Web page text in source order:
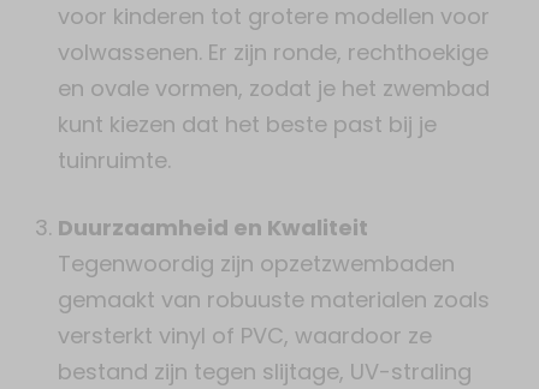
voor kinderen tot grotere modellen voor
volwassenen. Er zijn ronde, rechthoekige
en ovale vormen, zodat je het zwembad
kunt kiezen dat het beste past bij je
tuinruimte.
Duurzaamheid en Kwaliteit
Tegenwoordig zijn opzetzwembaden
gemaakt van robuuste materialen zoals
versterkt vinyl of PVC, waardoor ze
bestand zijn tegen slijtage, UV-straling